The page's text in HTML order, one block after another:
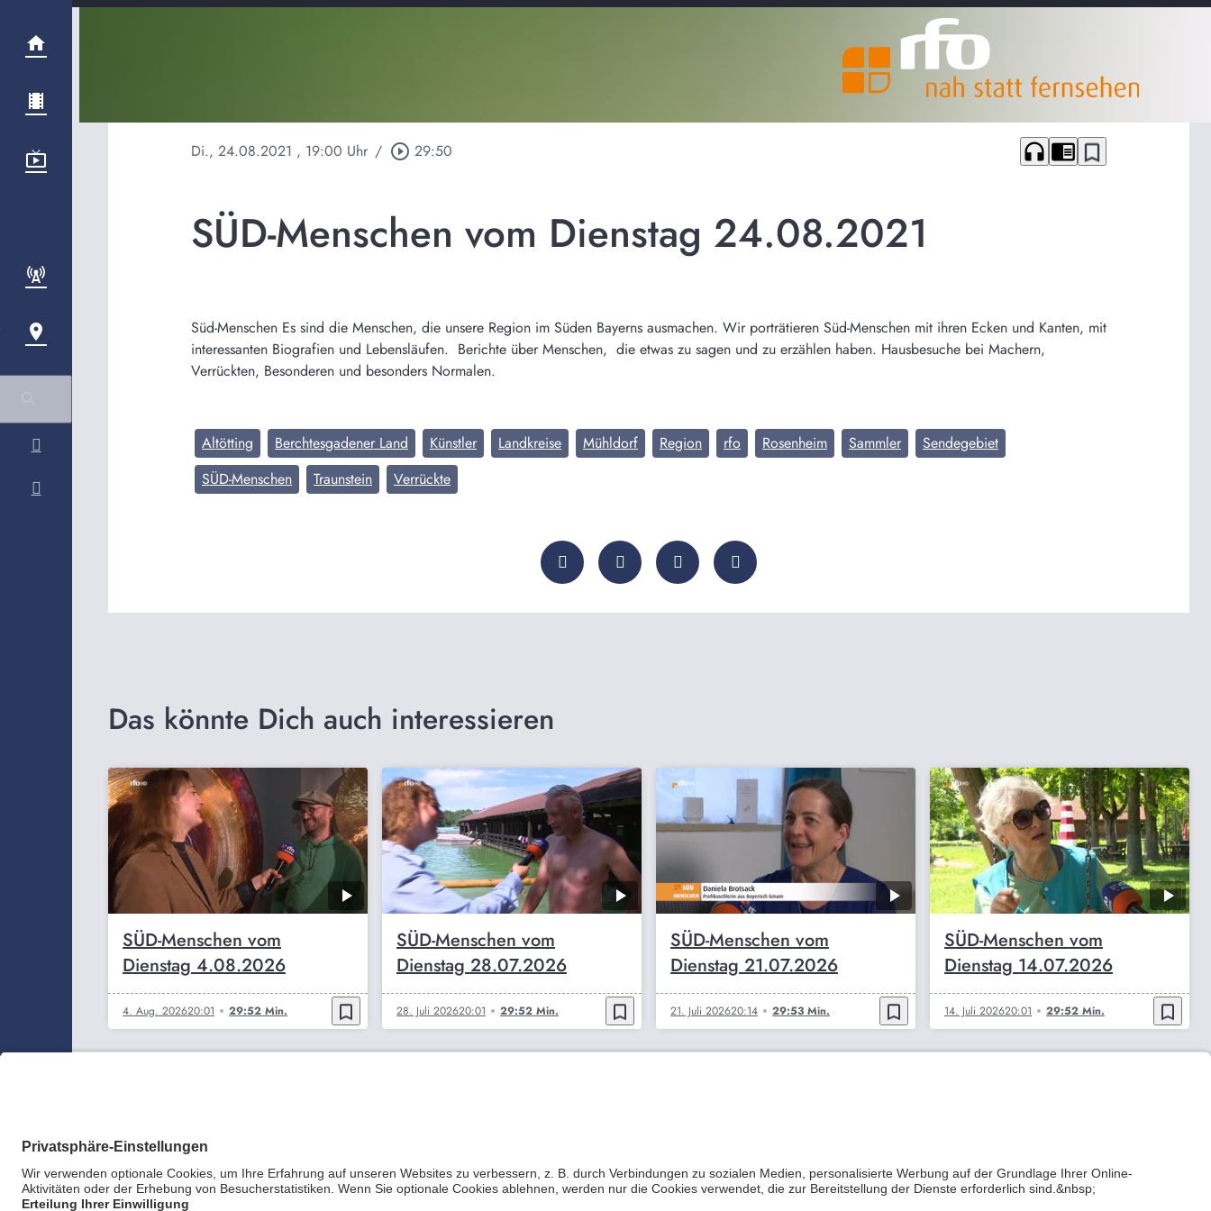
Di., 24.08.2021 , 19:00 Uhr / play_circle_outline 29:50 headphones chrome_reader_mode bookmark_border
SÜD-Menschen vom Dienstag 24.08.2021
Süd-Menschen Es sind die Menschen, die unsere Region im Süden Bayerns ausmachen. Wir porträtieren Süd-Menschen mit ihren Ecken und Kanten, mit
interessanten Biografien und Lebensläufen. Berichte über Menschen, die etwas zu sagen und zu erzählen haben. Hausbesuche bei Machern,
Verrückten, Besonderen und besonders Normalen.
Altötting Berchtesgadener Land Künstler Landkreise Mühldorf Region rfo Rosenheim Sammler
Sendegebiet
SÜD-Menschen
Traunstein Verrückte
Das könnte Dich auch interessieren
SÜD-Menschen vom
Dienstag 4.08.2026
4. Aug. 202620:01 29:52 Min. bookmark_border
SÜD-Menschen vom
Dienstag 28.07.2026
28. Juli 202620:01 29:52 Min. bookmark_border
SÜD-Menschen vom
Dienstag 21.07.2026
21. Juli 202620:14 29:53 Min. bookmark_border
SÜD-Menschen vom
Dienstag 14.07.2026
14. Juli 202620:01 29:52 Min. bookmark_border